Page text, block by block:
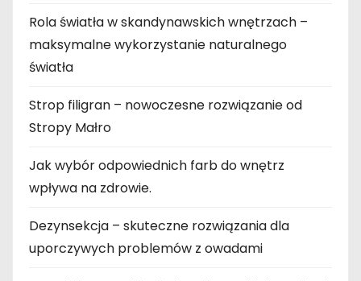
Rola światła w skandynawskich wnętrzach –
maksymalne wykorzystanie naturalnego
światła
Strop filigran – nowoczesne rozwiązanie od
Stropy Małro
Jak wybór odpowiednich farb do wnętrz
wpływa na zdrowie.
Dezynsekcja – skuteczne rozwiązania dla
uporczywych problemów z owadami